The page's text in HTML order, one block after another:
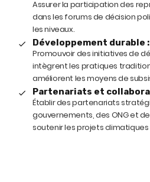
Assurer la participation des
dans les forums de décision
les niveaux.
Développement durable :
Promouvoir des initiatives de
intègrent les pratiques
améliorent les moyens de
Partenariats et
Établir des partenariats
gouvernements, des ONG et
soutenir les projets